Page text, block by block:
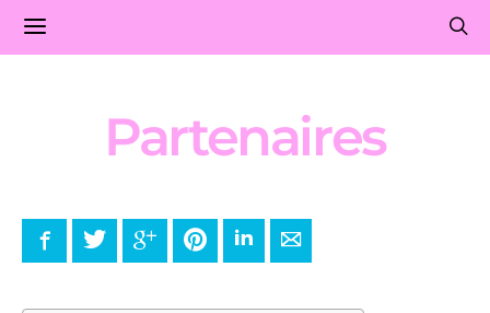
Partenaires
FacebookTwitter Google+ PinterestLinkedInE-mail